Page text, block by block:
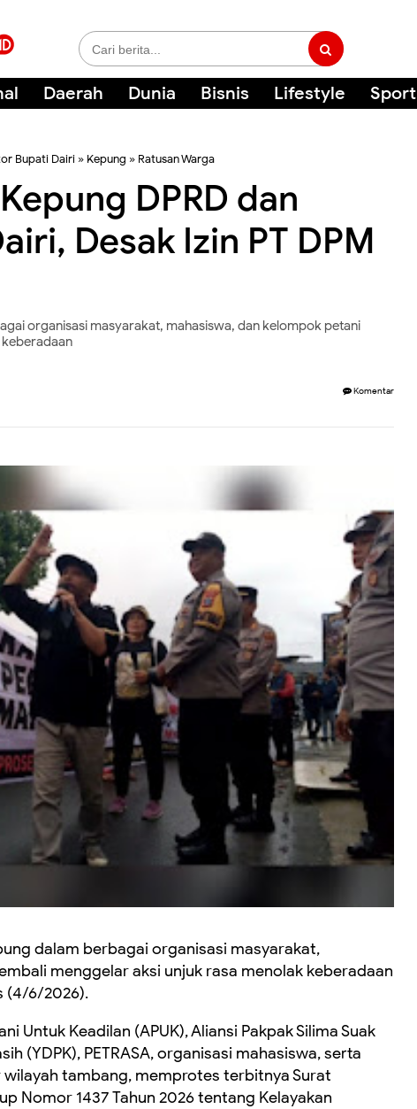
Daerah Dunia Bisnis Lifestyle Sport
Bupati Dairi » Kepung » Ratusan Warga
DPRD dan
Desak Izin PT DPM
organisasi masyarakat, mahasiswa, dan kelompok petani
Komentar
dalam berbagai organisasi masyarakat,
menggelar aksi unjuk rasa menolak keberadaan
(4/6/2026).
Untuk Keadilan (APUK), Aliansi Pakpak Silima Suak
(YDPK), PETRASA, organisasi mahasiswa, serta
tambang, memprotes terbitnya Surat
Nomor 1437 Tahun 2026 tentang Kelayakan